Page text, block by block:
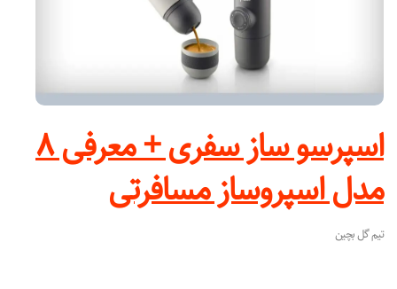
اسپرسو ساز سفری + معرفی ۸
مدل اسپروساز مسافرتی
تیم گل بچین